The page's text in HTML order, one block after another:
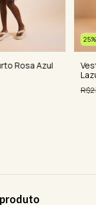
Rosa Azul
25
produto